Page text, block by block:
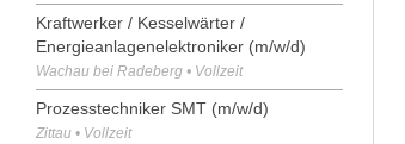
Kraftwerker / Kesselwärter /
Energieanlagenelektroniker (m/w/d)
Wachau bei Radeberg • Vollzeit
Prozesstechniker SMT (m/w/d)
Zittau • Vollzeit